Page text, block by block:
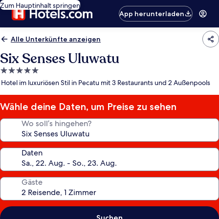
Zum Hauptinhalt springen
App herunterladen
Alle Unterkünfte anzeigen
Six Senses Uluwatu
5.0-
Sterne-
Hotel im luxuriösen Stil in Pecatu mit 3 Restaurants und 2 Außenpools
Wähle deine Daten, um Preise zu sehen
Wo soll’s hingehen?
Daten
Gäste